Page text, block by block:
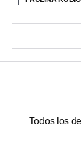
Todos los